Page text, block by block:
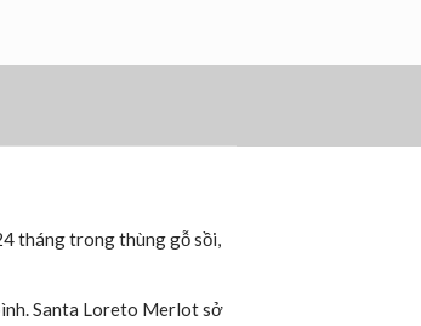
tháng trong thùng gỗ sồi,
Santa Loreto Merlot sở